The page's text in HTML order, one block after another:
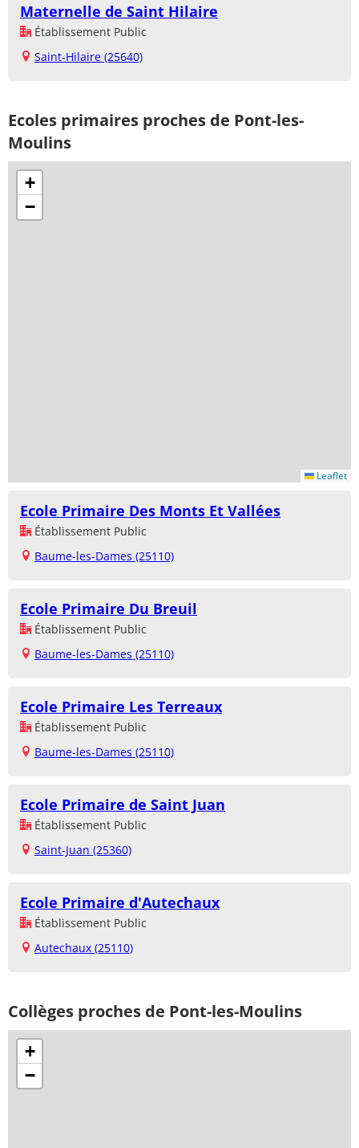
Maternelle de Saint Hilaire
Établissement Public
Saint-Hilaire (25640)
Ecoles primaires proches de Pont-les-
Moulins
+
−
Leaflet
Ecole Primaire Des Monts Et Vallées
Établissement Public
Baume-les-Dames (25110)
Ecole Primaire Du Breuil
Établissement Public
Baume-les-Dames (25110)
Ecole Primaire Les Terreaux
Établissement Public
Baume-les-Dames (25110)
Ecole Primaire de Saint Juan
Établissement Public
Saint-Juan (25360)
Ecole Primaire d'Autechaux
Établissement Public
Autechaux (25110)
Collèges proches de Pont-les-Moulins
+
−